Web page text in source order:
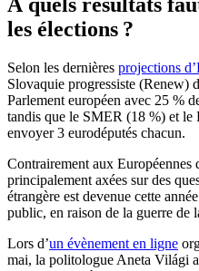
les élections ?
Selon les dernières projections
Slovaquie progressiste (Renew)
Parlement européen avec 25 %
tandis que le SMER (18 %) et
envoyer 3 eurodéputés chacun.
Contrairement aux Européennes
principalement axées sur des
étrangère est devenue cette
public, en raison de la guerre de
Lors d’un évènement en ligne
mai, la politologue Aneta Világi